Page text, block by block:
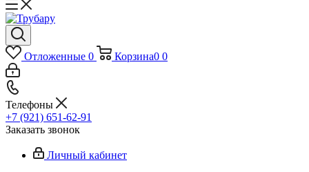
Отложенные 0 Корзина0 0
Телефоны
+7 (921) 651-62-91
Заказать звонок
Личный кабинет